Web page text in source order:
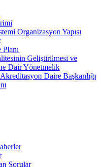
Organizasyon Yapısı
Geliştirilmesi ve
Dair Yönetmelik
Daire Başkanlığı
Sorular